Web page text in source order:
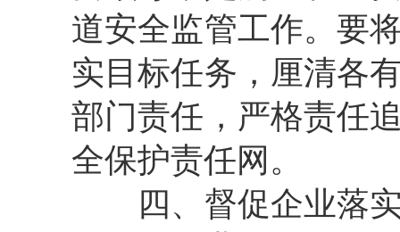
道安全监管工作。要
实目标任务，厘清各
部门责任，严格责任
全保护责任网。
四、督促企业落实